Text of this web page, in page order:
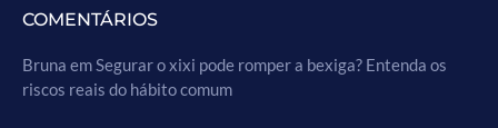
COMENTÁRIOS
Bruna emSegurar o xixi pode romper a bexiga? Entenda os
riscos reais do hábito comum